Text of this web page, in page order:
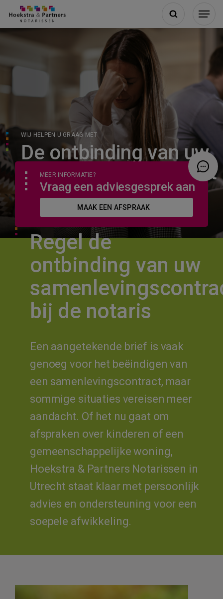
WIJ HELPEN U GRAAG MET
De ontbinding van uw
samenlevingscontract
MEER INFORMATIE?
Vraag een adviesgesprek aan
MAAK EEN AFSPRAAK
Regel de
ontbinding van uw
bij de notaris
Een aangetekende brief is vaak
genoeg voor het beëindigen van
een samenlevingscontract, maar
sommige situaties vereisen meer
aandacht. Of het nu gaat om
afspraken over kinderen of een
gemeenschappelijke woning,
Hoekstra & Partners Notarissen in
Utrecht staat klaar met persoonlijk
advies en ondersteuning voor een
soepele afwikkeling.